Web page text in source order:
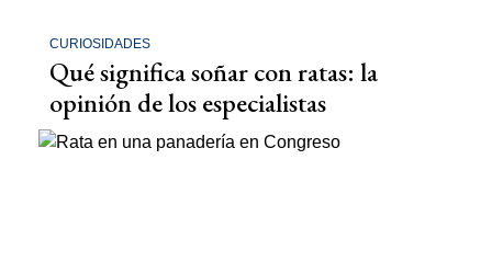
CURIOSIDADES
Qué significa soñar con ratas: la
opinión de los especialistas